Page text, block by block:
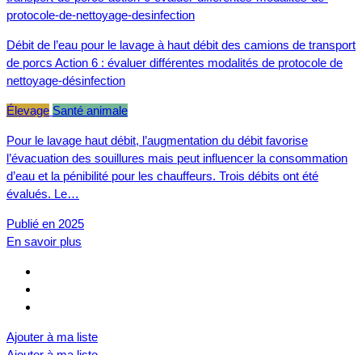
Débit de l’eau pour le lavage à haut débit des camions de transport
de porcs Action 6 : évaluer différentes modalités de protocole de
nettoyage-désinfection
Élevage Santé animale
Pour le lavage haut débit, l’augmentation du débit favorise
l’évacuation des souillures mais peut influencer la consommation
d’eau et la pénibilité pour les chauffeurs. Trois débits ont été
évalués. Le…
Publié en 2025
En savoir plus
Ajouter à ma liste